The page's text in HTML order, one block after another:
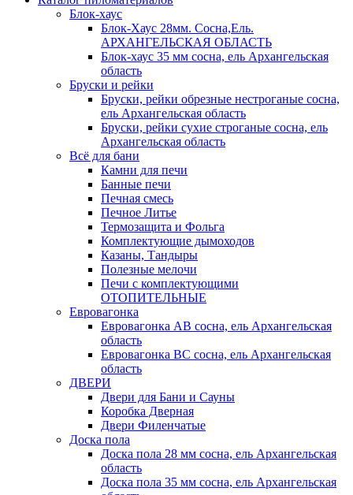
Блок-хаус
Блок-Хаус 28мм. Сосна,Ель.
АРХАНГЕЛЬСКАЯ ОБЛАСТЬ
Блок-хаус 35 мм сосна, ель Архангельская
область
Бруски и рейки
Бруски, рейки обрезные нестроганые сосна,
ель Архангельская область
Бруски, рейки сухие строганые сосна, ель
Архангельская область
Всё для бани
Камни для печи
Банные печи
Печная смесь
Печное Литье
Термозащита и Фольга
Комплектующие дымоходов
Казаны, Тандыры
Полезные мелочи
Печи с комплектующими
ОТОПИТЕЛЬНЫЕ
Евровагонка
Евровагонка АВ сосна, ель Архангельская
область
Евровагонка ВС сосна, ель Архангельская
область
ДВЕРИ
Двери для Бани и Сауны
Коробка Дверная
Двери Филенчатые
Доска пола
Доска пола 28 мм сосна, ель Архангельская
область
Доска пола 35 мм сосна, ель Архангельская